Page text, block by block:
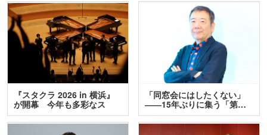
『スタクラ 2026 in 横浜』
が開幕 今年も多彩なス
テ…
「同窓会にはしたくない」
――15年ぶりに集う「第…